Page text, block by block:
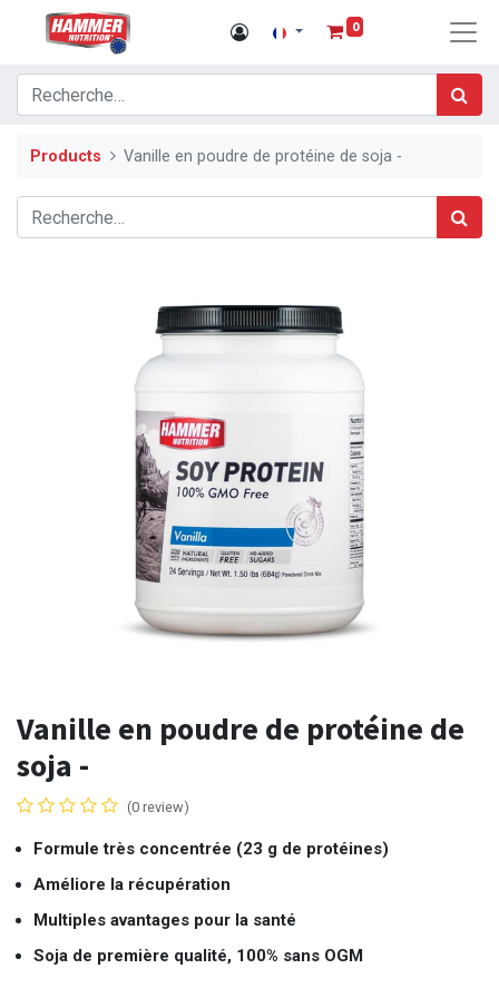
0
Products Vanille en poudre de protéine de soja -
Vanille en poudre de protéine de
soja -
(0 review)
Formule très concentrée (23 g de protéines)
Améliore la récupération
Multiples avantages pour la santé
Soja de première qualité, 100% sans OGM